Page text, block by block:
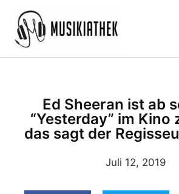
Inhalt
springen
Ed Sheeran ist ab
“Yesterday” im Kino
das sagt der
Juli 12, 2019